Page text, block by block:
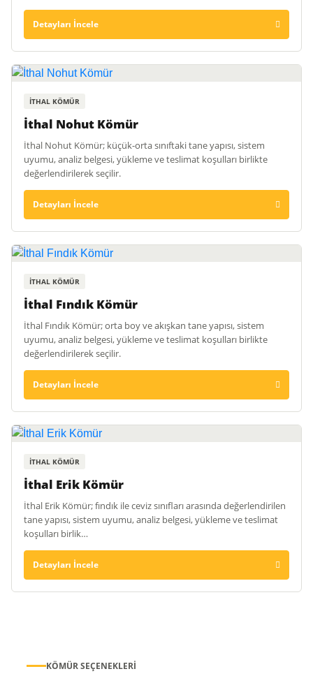
Detayları İncele
İTHAL KÖMÜR
İthal Nohut Kömür
İthal Nohut Kömür; küçük-orta sınıftaki tane yapısı, sistem
uyumu, analiz belgesi, yükleme ve teslimat koşulları birlikte
değerlendirilerek seçilir.
Detayları İncele
İTHAL KÖMÜR
İthal Fındık Kömür
İthal Fındık Kömür; orta boy ve akışkan tane yapısı, sistem
uyumu, analiz belgesi, yükleme ve teslimat koşulları birlikte
değerlendirilerek seçilir.
Detayları İncele
İTHAL KÖMÜR
İthal Erik Kömür
İthal Erik Kömür; fındık ile ceviz sınıfları arasında değerlendirilen
tane yapısı, sistem uyumu, analiz belgesi, yükleme ve teslimat
koşulları birlik…
Detayları İncele
KÖMÜR SEÇENEKLERI